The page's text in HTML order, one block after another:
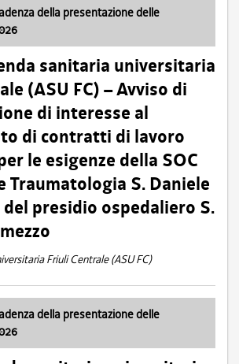
della presentazione delle
sanitaria universitaria
(ASU FC) – Avviso di
di interesse al
di contratti di lavoro
le esigenze della SOC
Traumatologia S. Daniele
presidio ospedaliero S.
Friuli Centrale (ASU FC)
della presentazione delle